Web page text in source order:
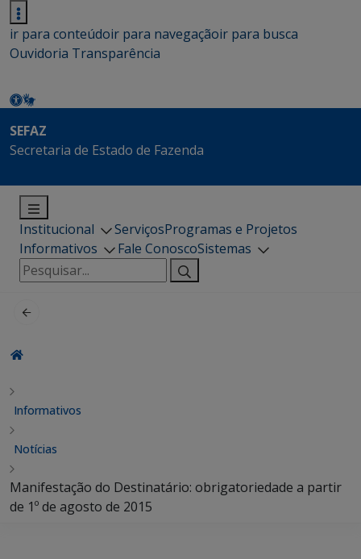
ir para conteúdoir para navegaçãoir para busca
Ouvidoria Transparência
SEFAZ
Secretaria de Estado de Fazenda
Institucional ServiçosProgramas e Projetos
Informativos
Fale ConoscoSistemas
Pesquisar
por:
Informativos
Notícias
Manifestação do Destinatário: obrigatoriedade a partir
de 1º de agosto de 2015